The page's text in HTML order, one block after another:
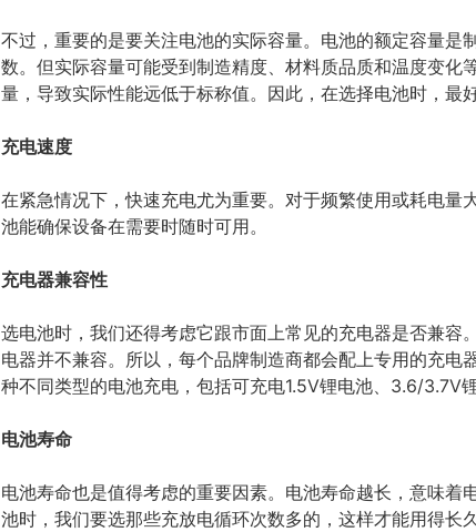
不过，重要的是要关注电池的实际容量。电池的额定容量
数。但实际容量可能受到制造精度、材料质品质和温度变
量，导致实际性能远低于标称值。因此，在选择电池时，最
充电速度
在紧急情况下，快速充电尤为重要。对于频繁使用或耗电
池能确保设备在需要时随时可用。
充电器兼容性
选电池时，我们还得考虑它跟市面上常见的充电器是否兼
电器并不兼容。所以，每个品牌制造商都会配上专用的充电
种不同类型的电池充电，包括可充电1.5V锂电池、3.6/3.7V
电池寿命
电池寿命也是值得考虑的重要因素。电池寿命越长，意味
池时，我们要选那些充放电循环次数多的，这样才能用得